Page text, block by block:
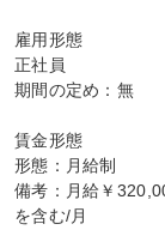
雇用形態
正社員
期間の定め：無
賃金形態
形態：月給制
備考：月給￥
を含む/月